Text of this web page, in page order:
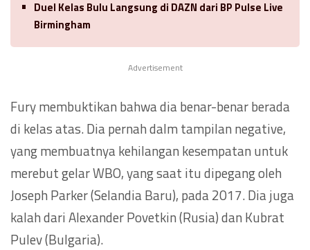
Duel Kelas Bulu Langsung di DAZN dari BP Pulse Live
Birmingham
Advertisement
Fury membuktikan bahwa dia benar-benar berada
di kelas atas. Dia pernah dalm tampilan negative,
yang membuatnya kehilangan kesempatan untuk
merebut gelar WBO, yang saat itu dipegang oleh
Joseph Parker (Selandia Baru), pada 2017. Dia juga
kalah dari Alexander Povetkin (Rusia) dan Kubrat
Pulev (Bulgaria).